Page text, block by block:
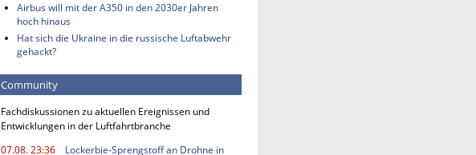
Airbus will mit der A350 in den 2030er Jahren
hoch hinaus
Hat sich die Ukraine in die russische Luftabwehr
gehackt?
Community
Fachdiskussionen zu aktuellen Ereignissen und
Entwicklungen in der Luftfahrtbranche
07.08. 23:36
Lockerbie-Sprengstoff an Drohne in